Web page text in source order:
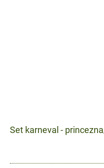
Set karneval -